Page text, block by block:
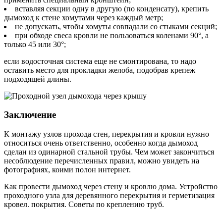
вставляя секции одну в другую (по конденсату), крепить
дымоход к стене хомутами через каждый метр;
не допускать, чтобы хомуты совпадали со стыками секций;
при обходе свеса кровли не пользоваться коленами 90°, а
только 45 или 30°;
если водосточная система еще не смонтирована, то надо
оставить место для прокладки желоба, подобрав крепеж
подходящей длины.
Заключение
К монтажу узлов прохода стен, перекрытия и кровли нужно
относиться очень ответственно, особенно когда дымоход
сделан из одинарной стальной трубы. Чем может закончиться
несоблюдение перечисленных правил, можно увидеть на
фотографиях, коими полон интернет.
Как провести дымоход через стену и кровлю дома. Устройство
проходного узла для деревянного перекрытия и герметизация
кровел. покрытия. Советы по креплению труб.